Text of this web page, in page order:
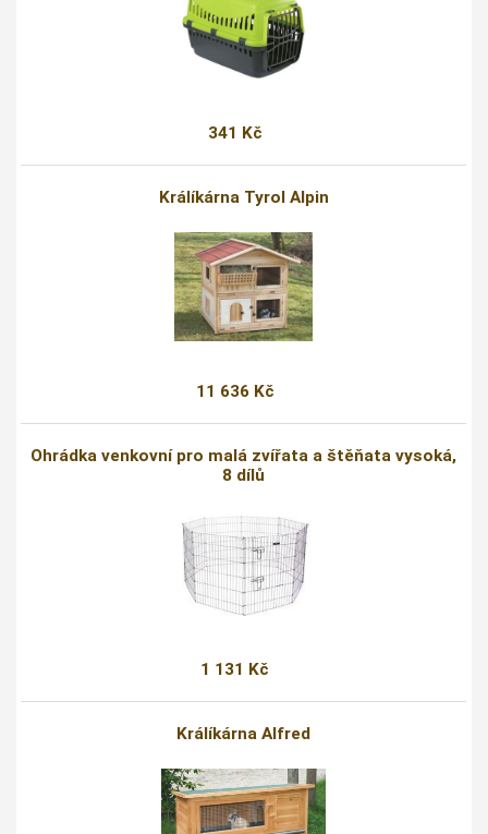
341 Kč
Králíkárna Tyrol Alpin
11 636 Kč
Ohrádka venkovní pro malá zvířata a štěňata vysoká,
8 dílů
1 131 Kč
Králíkárna Alfred